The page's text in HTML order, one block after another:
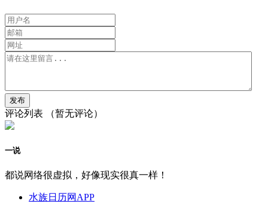
评论列表 （暂无评论）
一说
都说网络很虚拟，好像现实很真一样！
水族日历网APP